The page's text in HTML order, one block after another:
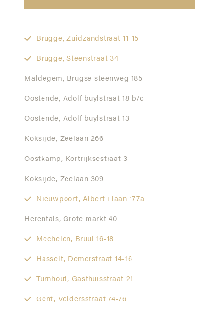
Brugge, Zuidzandstraat 11-15
Brugge, Steenstraat 34
Maldegem, Brugse steenweg 185
Oostende, Adolf buylstraat 18 b/c
Oostende, Adolf buylstraat 13
Koksijde, Zeelaan 266
Oostkamp, Kortrijksestraat 3
Koksijde, Zeelaan 309
Nieuwpoort, Albert i laan 177a
Herentals, Grote markt 40
Mechelen, Bruul 16-18
Hasselt, Demerstraat 14-16
Turnhout, Gasthuisstraat 21
Gent, Voldersstraat 74-76